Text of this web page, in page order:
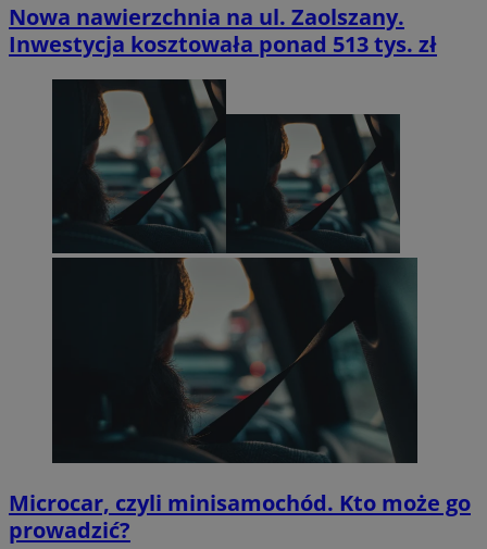
Nowa nawierzchnia na ul. Zaolszany.
Inwestycja kosztowała ponad 513 tys. zł
Microcar, czyli minisamochód. Kto może go
prowadzić?